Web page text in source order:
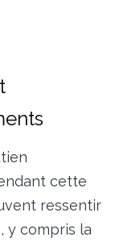
cette
ressentir
y compris la